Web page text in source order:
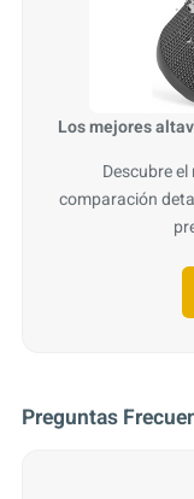
Los mejores
Descubre
comparación
Preguntas